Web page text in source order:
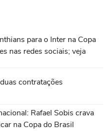
para o Inter na Copa
nas redes sociais; veja
contratações
Rafael Sobis crava
na Copa do Brasil